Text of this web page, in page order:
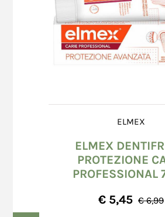
ELMEX
ELMEX
PROTEZIONE
PROFESSIONAL
€ 5,45 € 6,99